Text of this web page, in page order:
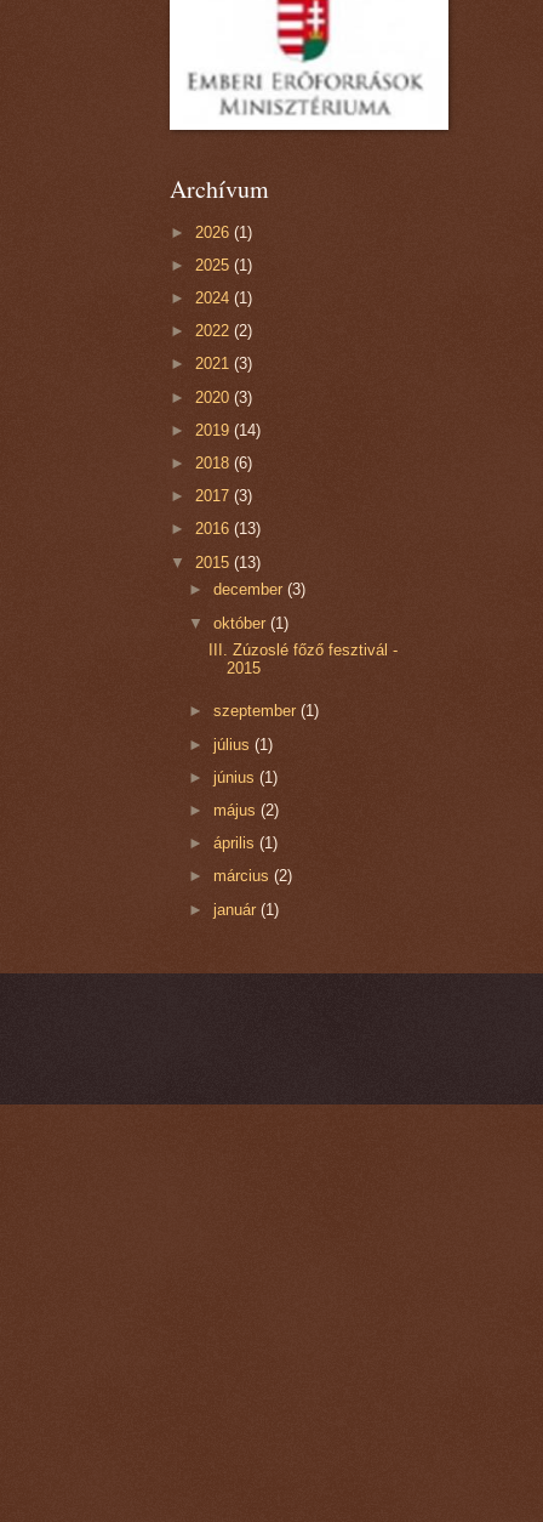
Archívum
► 2026 (1)
► 2025 (1)
► 2024 (1)
► 2022 (2)
► 2021 (3)
► 2020 (3)
► 2019 (14)
► 2018 (6)
► 2017 (3)
► 2016 (13)
▼ 2015 (13)
►december(3)
▼október(1)
III. Zúzoslé főző fesztivál -
2015
►szeptember(1)
► július(1)
► június(1)
► május(2)
►április(1)
► március(2)
► január(1)